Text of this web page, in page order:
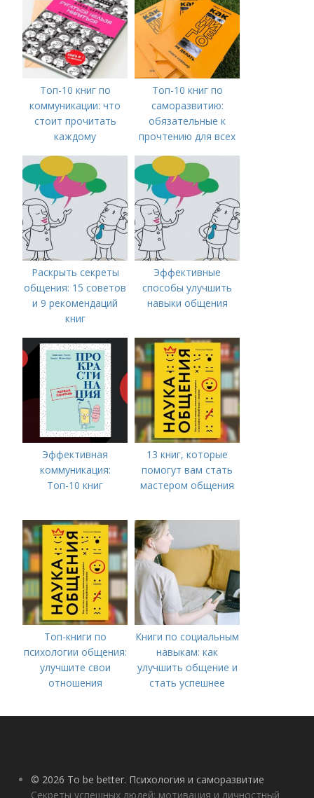
Топ-10 книг по
коммуникации: что
стоит прочитать
каждому
Топ-10 книг по
саморазвитию:
обязательные к
прочтению для всех
Раскрыть секреты
общения: 15 советов
и 9 рекомендаций
книг
Эффективные
способы улучшить
навыки общения
Эффективная
коммуникация:
Топ-10 книг
13 книг, которые
помогут вам стать
мастером общения
Топ-книги по
психологии общения:
улучшите свои
отношения
Книги по социальным
навыкам: как
улучшить общение и
стать успешнее
© 2026 To be better. Психология и саморазвитие
Секреты успешных людей: мотивация и личностный